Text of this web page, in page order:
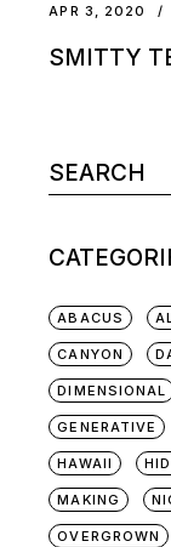
APR 3, 2020
SMITTY
ABACUS
CANYON
DIMENSIONAL
GENERATIVE
HAWAII
MAKING
OVERGROWN